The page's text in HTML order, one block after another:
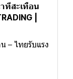
ทีสะเทือน
|
– ไทยรับแรง